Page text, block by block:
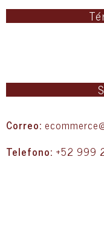
Correo:
Telefono: +52 999